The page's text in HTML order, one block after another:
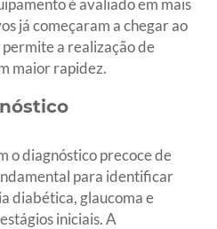
é avaliado em mais
já começaram a chegar ao
a realização de
maior rapidez.
o diagnóstico precoce de
para identificar
diabética, glaucoma e
iniciais. A